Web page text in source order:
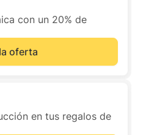
con un 20% de
oferta
en tus regalos de